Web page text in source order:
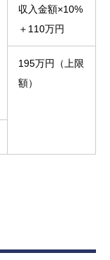
収入金額×10%
＋110万円
195万円（上限
額）